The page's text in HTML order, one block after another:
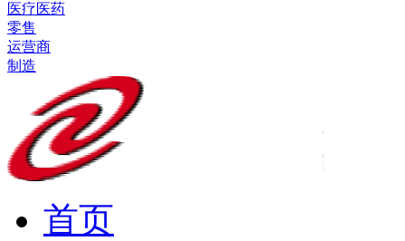
医疗医药
零售
运营商
制造
首页